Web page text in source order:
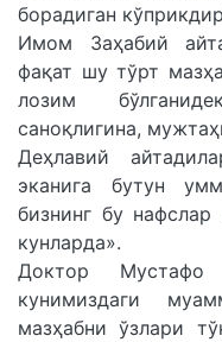
борадиган
Имом Заҳабий
фақат шу тўрт
лозим
саноқлигина,
Деҳлавий
эканига бутун
бизнинг бу нафслар
кунларда».
Доктор Мустафо
кунимиздаги
мазҳабни ўзлари